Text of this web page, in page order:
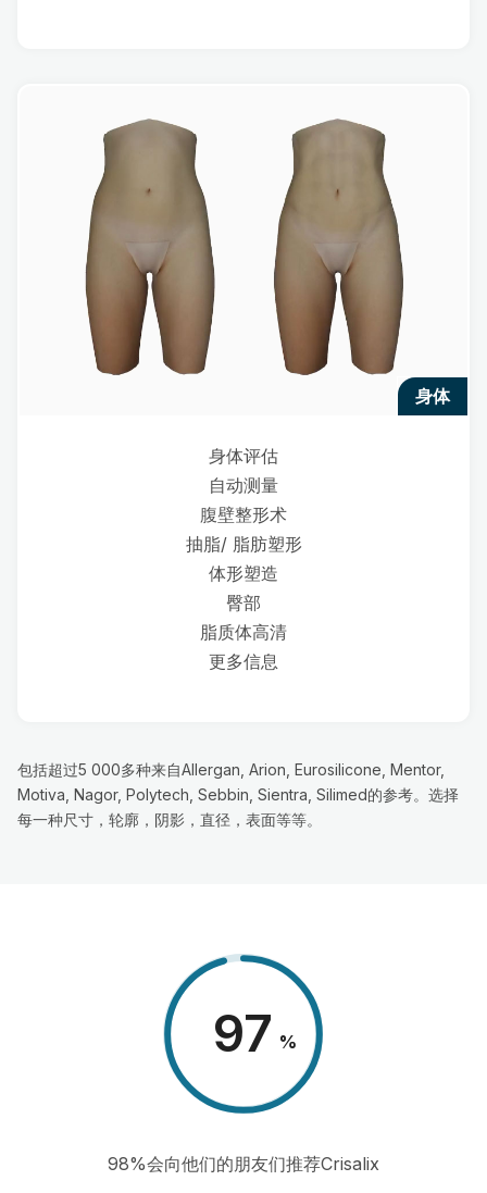
身体
身体评估
自动测量
腹壁整形术
抽脂/ 脂肪塑形
体形塑造
臀部
脂质体高清
更多信息
包括超过5 000多种来自Allergan, Arion, Eurosilicone, Mentor,
Motiva, Nagor, Polytech, Sebbin, Sientra, Silimed的参考。选择
每一种尺寸，轮廓，阴影，直径，表面等等。
98 %
98%会向他们的朋友们推荐Crisalix